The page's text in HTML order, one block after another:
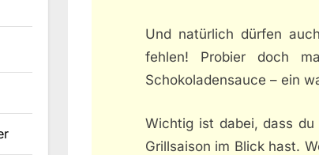
Und natürlich dürfen
fehlen! Probier doch
Schokoladensauce – ein
Wichtig ist dabei, dass
Grillsaison im Blick hast.